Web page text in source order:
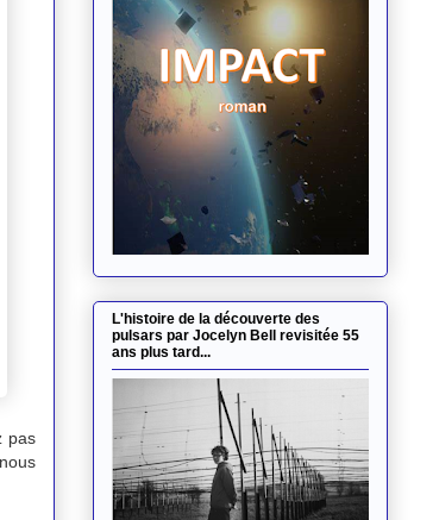
pas
L'histoire de la découverte des
pulsars par Jocelyn Bell revisitée 55
ans plus tard...